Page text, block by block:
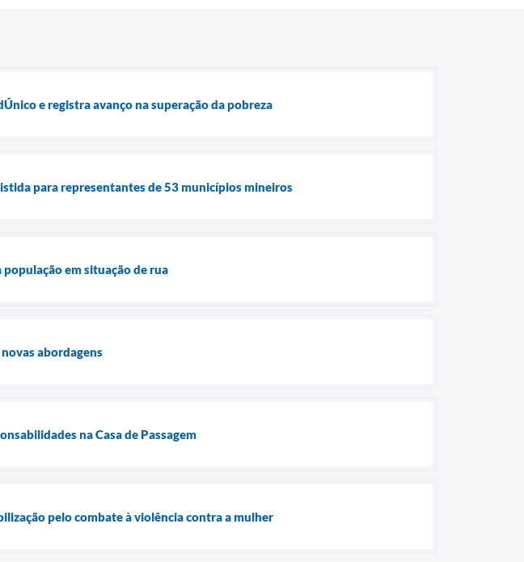
e registra avanço na superação da pobreza
para representantes de 53 municípios mineiros
em situação de rua
abordagens
na Casa de Passagem
pelo combate à violência contra a mulher